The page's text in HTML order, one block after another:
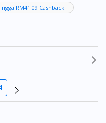
RM41.09 Cashback